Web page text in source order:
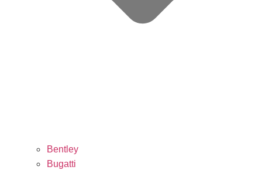
Bentley
Bugatti